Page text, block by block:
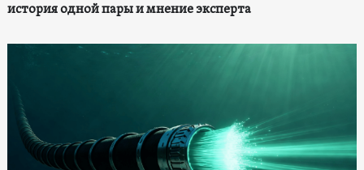
история одной пары и мнение эксперта